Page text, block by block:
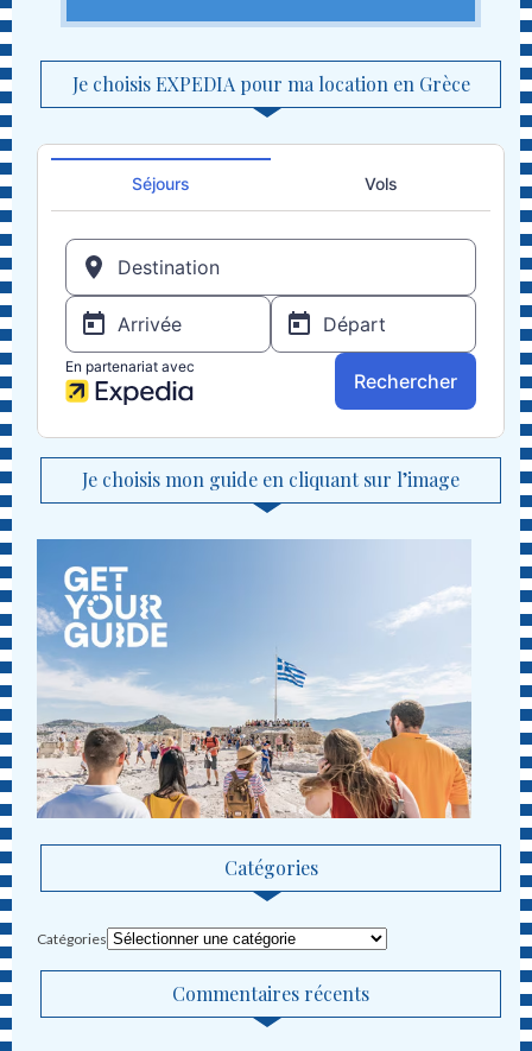
Je choisis EXPEDIA pour ma location en Grèce
Je choisis mon guide en cliquant sur l’image
Catégories
Catégories
Commentaires récents